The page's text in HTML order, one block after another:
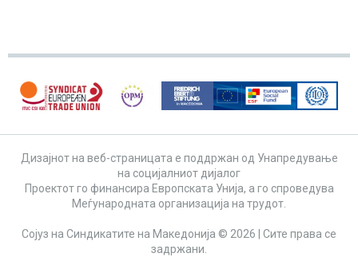
Дизајнот на веб-страницата е поддржан од Унапредување
на социјалниот дијалог
Проектот го финансира Европската Унија, а го спроведува
Меѓународната организација на трудот.
Сојуз на Синдикатите на Македонија © 2026 | Сите права се
задржани.